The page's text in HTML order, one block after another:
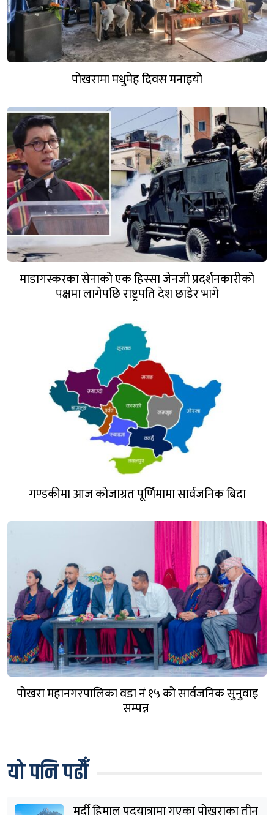
पोखरामा मधुमेह दिवस मनाइयो
माडागस्करका सेनाको एक हिस्सा जेनजी प्रदर्शनकारीको
पक्षमा लागेपछि राष्ट्रपति देश छाडेर भागे
गण्डकीमा आज कोजाग्रत पूर्णिमामा सार्वजनिक बिदा
पोखरा महानगरपालिका वडा नं १५ को सार्वजनिक सुनुवाइ
सम्पन्न
यो पनि पढौँ